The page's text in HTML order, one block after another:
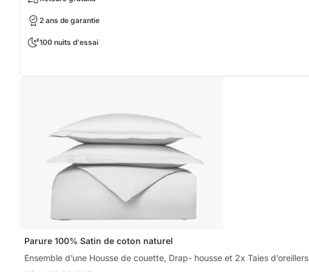
2 ans de garantie
100 nuits d'essai
Parure 100% Satin de coton naturel
Ensemble d’une Housse de couette, Drap- housse et 2x Taies d’oreillers